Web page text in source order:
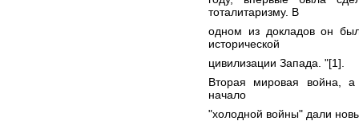
тоталитаризму. В
одном из докладов он
исторической
цивилизации Запада. "[1].
Вторая мировая война,
начало
"холодной войны" дали